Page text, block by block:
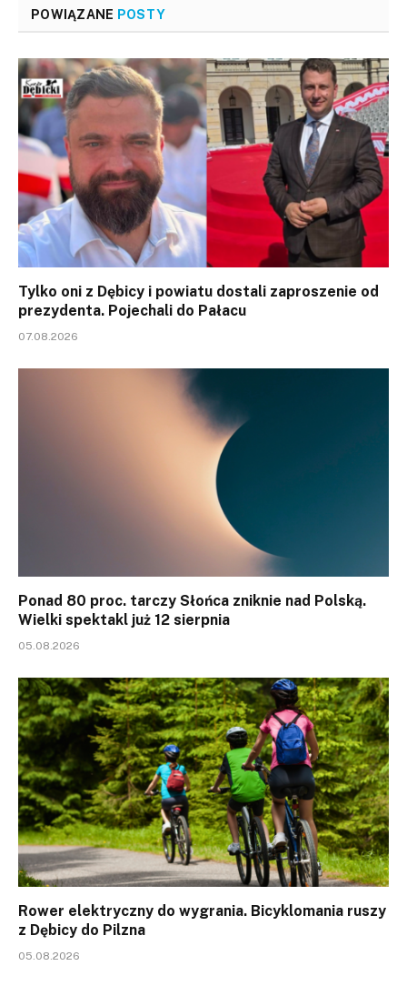
POWIĄZANE POSTY
Tylko oni z Dębicy i powiatu dostali zaproszenie od
prezydenta. Pojechali do Pałacu
07.08.2026
Ponad 80 proc. tarczy Słońca zniknie nad Polską.
Wielki spektakl już 12 sierpnia
05.08.2026
Rower elektryczny do wygrania. Bicyklomania ruszy
z Dębicy do Pilzna
05.08.2026